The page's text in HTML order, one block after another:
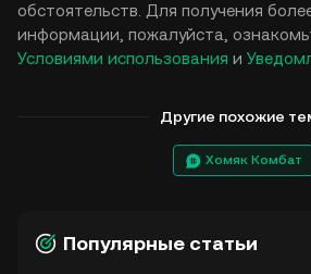
обстоятельств. Для получения
информации, пожалуйста,
Условиями использования и
Другие похожие
Хомяк Комбат
Популярные статьи